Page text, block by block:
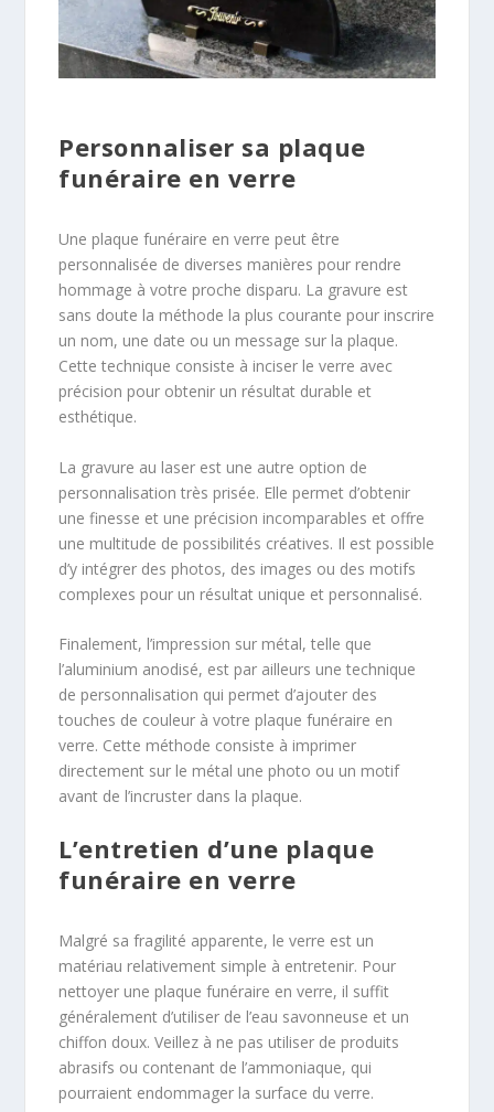
Personnaliser sa plaque
funéraire en verre
Une plaque funéraire en verre peut être
personnalisée de diverses manières pour rendre
hommage à votre proche disparu. La gravure est
sans doute la méthode la plus courante pour inscrire
un nom, une date ou un message sur la plaque.
Cette technique consiste à inciser le verre avec
précision pour obtenir un résultat durable et
esthétique.
La gravure au laser est une autre option de
personnalisation très prisée. Elle permet d’obtenir
une finesse et une précision incomparables et offre
une multitude de possibilités créatives. Il est possible
d’y intégrer des photos, des images ou des motifs
complexes pour un résultat unique et personnalisé.
Finalement, l’impression sur métal, telle que
l’aluminium anodisé, est par ailleurs une technique
de personnalisation qui permet d’ajouter des
touches de couleur à votre plaque funéraire en
verre. Cette méthode consiste à imprimer
directement sur le métal une photo ou un motif
avant de l’incruster dans la plaque.
L’entretien d’une plaque
funéraire en verre
Malgré sa fragilité apparente, le verre est un
matériau relativement simple à entretenir. Pour
nettoyer une plaque funéraire en verre, il suffit
généralement d’utiliser de l’eau savonneuse et un
chiffon doux. Veillez à ne pas utiliser de produits
abrasifs ou contenant de l’ammoniaque, qui
pourraient endommager la surface du verre.